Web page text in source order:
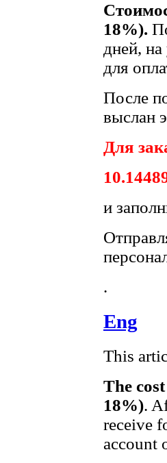
18%).
дней,
для
После
выслан
Для
и
.
Eng
This
The
18%).
receive
account